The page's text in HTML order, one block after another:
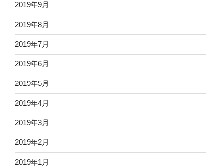
2019年9月
2019年8月
2019年7月
2019年6月
2019年5月
2019年4月
2019年3月
2019年2月
2019年1月